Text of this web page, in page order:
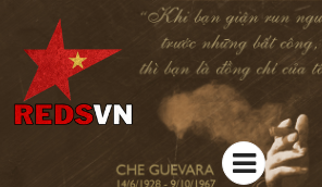
Kênh chia sẻ tri thức cộng đồng
Menu